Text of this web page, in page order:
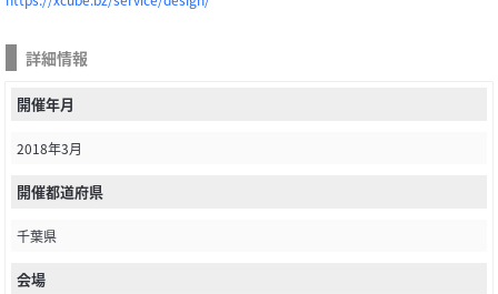
詳細情報
開催年月
2018年3月
開催都道府県
千葉県
会場